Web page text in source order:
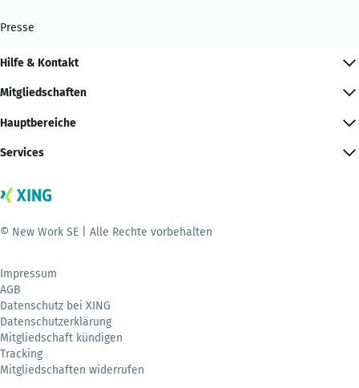
Presse
Hilfe & Kontakt
Mitgliedschaften
Hauptbereiche
Services
© New Work SE | Alle Rechte vorbehalten
Impressum
AGB
Datenschutz bei XING
Datenschutzerklärung
Mitgliedschaft kündigen
Tracking
Mitgliedschaften widerrufen